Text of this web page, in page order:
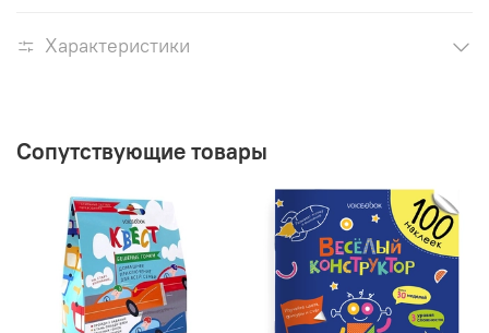
Характеристики
Сопутствующие товары